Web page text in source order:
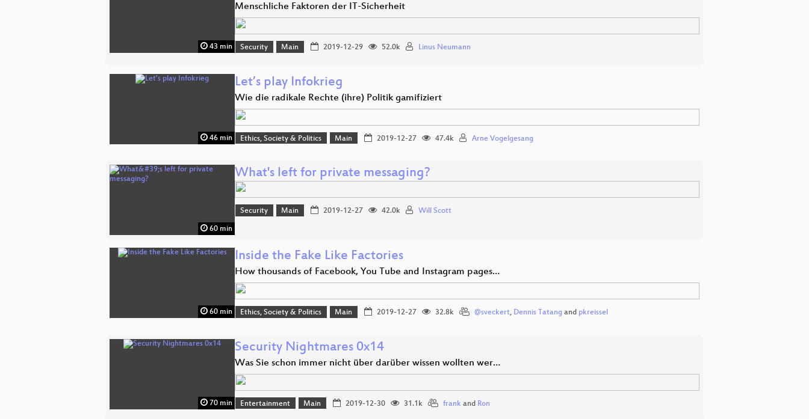
43 min
Menschliche Faktoren der IT-Sicherheit
Security Main 2019-12-29 52.0k Linus Neumann
46 min
Let’s play Infokrieg
Wie die radikale Rechte (ihre) Politik gamifiziert
Ethics, Society & Politics Main 2019-12-27 47.4k Arne Vogelgesang
60 min
What's left for private messaging?
Security Main 2019-12-27 42.0k Will Scott
60 min
Inside the Fake Like Factories
How thousands of Facebook, You Tube and Instagram pages…
Ethics, Society & Politics Main 2019-12-27 32.8k @sveckert, Dennis Tatangand pkreissel
70 min
Security Nightmares 0x14
Was Sie schon immer nicht über darüber wissen wollten wer…
Entertainment Main 2019-12-30 31.1k frankand Ron